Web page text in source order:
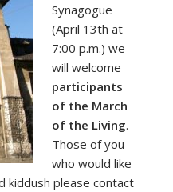
Synagogue
(April 13th at
7:00 p.m.) we
will welcome
participants
of the March
of the Living.
Those of you
who would like
kiddush please contact